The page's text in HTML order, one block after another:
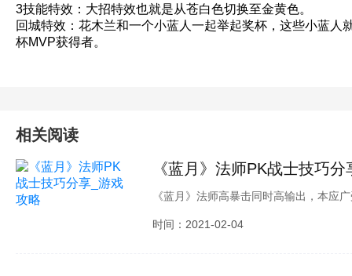
3技能特效：大招特效也就是从苍白色切换至金黄色。
回城特效：花木兰和一个小蓝人一起举起奖杯，这些小蓝人
杯MVP获得者。
相关阅读
《蓝月》法师PK战士技巧
《蓝月》法师高暴击同时高输出，本应
为法师遇到战士的话就要遭殃。今天就
时间：2021-02-04